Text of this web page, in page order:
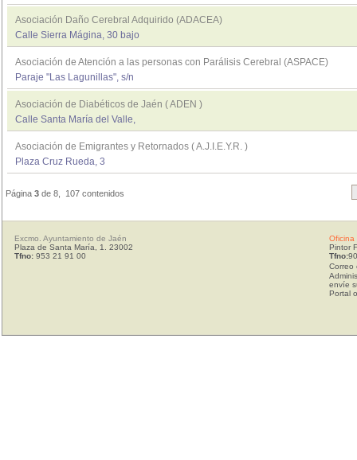
Asociación Daño Cerebral Adquirido (ADACEA)
Calle Sierra Mágina, 30 bajo
Asociación de Atención a las personas con Parálisis Cerebral (ASPACE)
Paraje "Las Lagunillas", s/n
Asociación de Diabéticos de Jaén ( ADEN )
Calle Santa María del Valle,
Asociación de Emigrantes y Retornados ( A.J.I.E.Y.R. )
Plaza Cruz Rueda, 3
Página 3 de 8, 107 contenidos
Excmo. Ayuntamiento de Jaén
Plaza de Santa María, 1. 23002
Tfno: 953 21 91 00
Oficina
Pintor
Tfno:
Correo
envíe
Portal